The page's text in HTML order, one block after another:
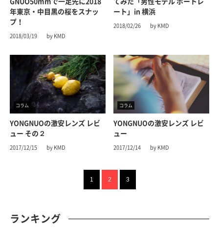
年東京・中目黒の桜をスナッ
プ！
2018/03/19 by KMD
ート」in 横浜
2018/02/26 by KMD
コラム
YONGNUOの激安レンズ レビ
ュー その２
2017/12/15 by KMD
コラム
YONGNUOの激安レンズ レビ
ュー
2017/12/14 by KMD
1 2 3
ランキング